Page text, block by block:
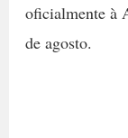
oficialmente à
de agosto.